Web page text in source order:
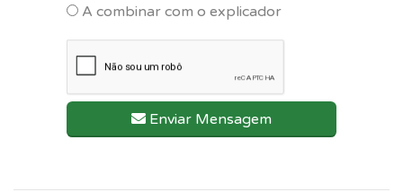
A combinar com o explicador
Enviar Mensagem